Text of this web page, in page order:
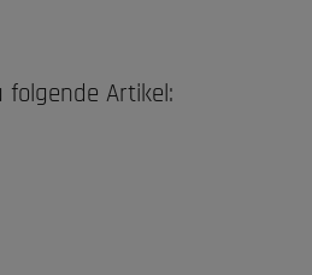
Artikel: